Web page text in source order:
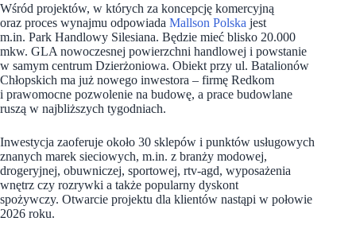
Wśród projektów, w których za koncepcję komercyjną
oraz proces wynajmu odpowiada Mallson Polska jest
m.in. Park Handlowy Silesiana. Będzie mieć blisko 20.000
mkw. GLA nowoczesnej powierzchni handlowej i powstanie
w samym centrum Dzierżoniowa. Obiekt przy ul. Batalionów
Chłopskich ma już nowego inwestora – firmę Redkom
i prawomocne pozwolenie na budowę, a prace budowlane
ruszą w najbliższych tygodniach.
Inwestycja zaoferuje około 30 sklepów i punktów usługowych
znanych marek sieciowych, m.in. z branży modowej,
drogeryjnej, obuwniczej, sportowej, rtv-agd, wyposażenia
wnętrz czy rozrywki a także popularny dyskont
spożywczy. Otwarcie projektu dla klientów nastąpi w połowie
2026 roku.